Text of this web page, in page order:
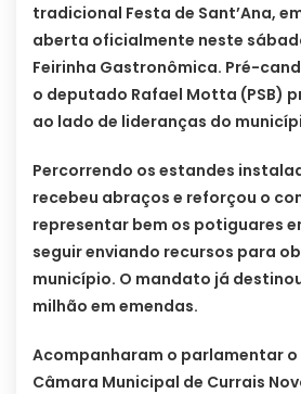
tradicional Festa de Sant’Ana,
aberta oficialmente neste
Feirinha Gastronômica. Pré-
o deputado Rafael Motta (PSB)
ao lado de lideranças do
Percorrendo os estandes
recebeu abraços e reforçou o
representar bem os potiguares
seguir enviando recursos para
município. O mandato já destinou
milhão em emendas.
Acompanharam o parlamentar
Câmara Municipal de Currais